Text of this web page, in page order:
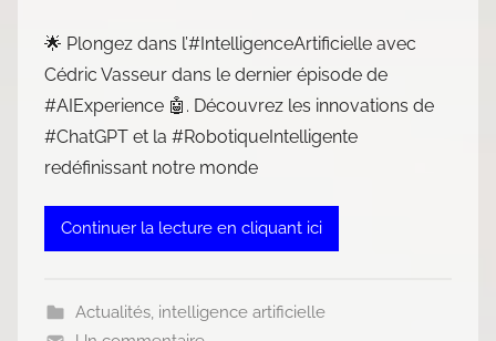
🌟 Plongez dans l’#IntelligenceArtificielle avec
Cédric Vasseur dans le dernier épisode de
#AIExperience 🤖. Découvrez les innovations de
#ChatGPT et la #RobotiqueIntelligente
redéfinissant notre monde
Continuer la lecture en cliquant ici
Actualités, intelligence artificielle